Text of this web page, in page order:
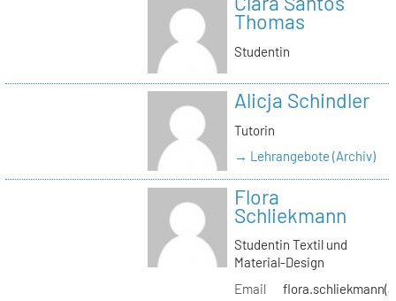
Thomas
Studentin
Alicja Schindler
Tutorin
→ Lehrangebote (Archiv)
Flora
Schliekmann
Studentin Textil und
Material-Design
Email